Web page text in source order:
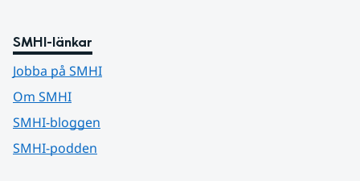
SMHI-länkar
Jobba på SMHI
Om SMHI
SMHI-bloggen
SMHI-podden